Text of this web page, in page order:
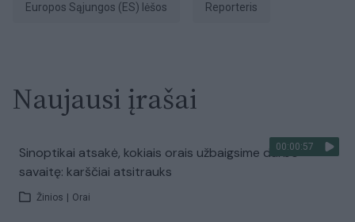
Europos Sąjungos (ES) lėšos Reporteris
Naujausi įrašai
00:00:57
Sinoptikai atsakė, kokiais orais užbaigsime darbo
savaitę: karščiai atsitrauks
Žinios Orai